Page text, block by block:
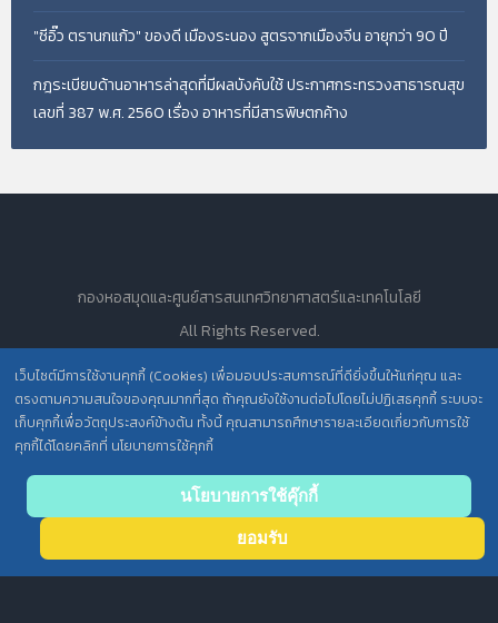
"ซีอิ๊ว ตรานกแก้ว" ของดี เมืองระนอง สูตรจากเมืองจีน อายุกว่า 90 ปี
กฎระเบียบด้านอาหารล่าสุดที่มีผลบังคับใช้ ประกาศกระทรวงสาธารณสุข
เลขที่ 387 พ.ศ. 2560 เรื่อง อาหารที่มีสารพิษตกค้าง
เว็บไซต์มีการใช้งานคุกกี้ (Cookies) เพื่อมอบประสบการณ์ที่ดียิ่งขึ้นให้แก่คุณ และ
ตรงตามความสนใจของคุณมากที่สุด ถ้าคุณยังใช้งานต่อไปโดยไม่ปฏิเสธคุกกี้ ระบบจะ
เก็บคุกกี้เพื่อวัตถุประสงค์ข้างต้น ทั้งนี้ คุณสามารถศึกษารายละเอียดเกี่ยวกับการใช้
คุกกี้ได้โดยคลิกที่ นโยบายการใช้คุกกี้
นโยบายการใช้คุ๊กกี้
ยอมรับ
กองหอสมุดและศูนย์สารสนเทศวิทยาศาสตร์และเทคโนโลยี
All Rights Reserved.
นโยบายการคุ้มครองข้อมูลส่วนบุคคล วศ. /
ประกาศความเป็นส่วนตัว (Privacy Notice) สำหรับการบริการสารสนเทศ
to top